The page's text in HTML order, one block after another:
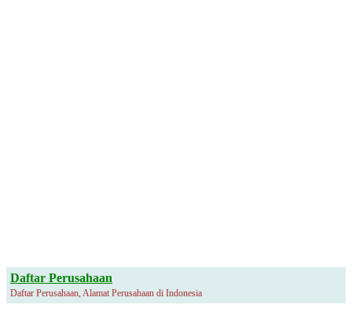
Daftar Perusahaan
Daftar Perusahaan, Alamat Perusahaan di Indonesia